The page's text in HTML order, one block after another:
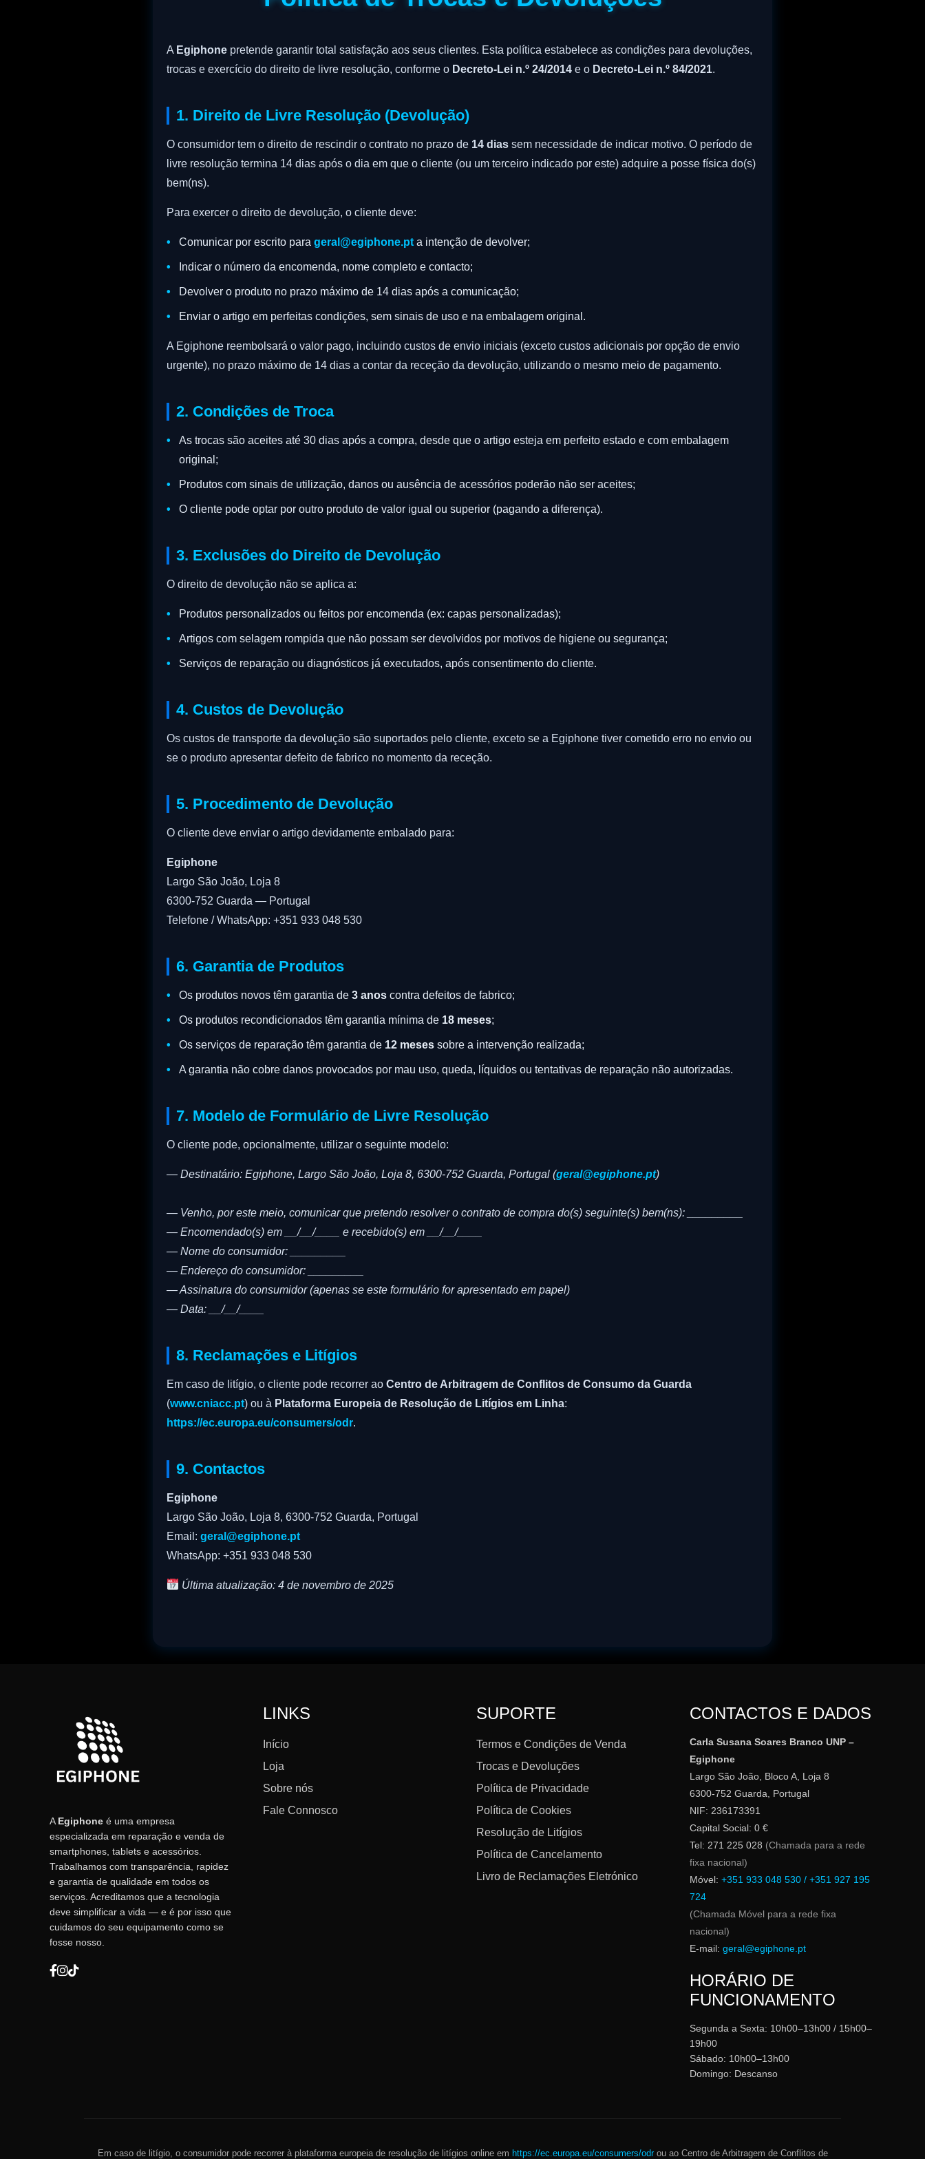
A Egiphone pretende garantir total satisfação aos seus clientes. Esta política estabelece as condições para devoluções,
trocas e exercício do direito de livre resolução, conforme o Decreto-Lei n.º 24/2014 e o Decreto-Lei n.º 84/2021.
1. Direito de Livre Resolução (Devolução)
O consumidor tem o direito de rescindir o contrato no prazo de 14 dias sem necessidade de indicar motivo. O período de
livre resolução termina 14 dias após o dia em que o cliente (ou um terceiro indicado por este) adquire a posse física do(s)
bem(ns).
Para exercer o direito de devolução, o cliente deve:
Comunicar por escrito para geral@egiphone.pt a intenção de devolver;
Indicar o número da encomenda, nome completo e contacto;
Devolver o produto no prazo máximo de 14 dias após a comunicação;
Enviar o artigo em perfeitas condições, sem sinais de uso e na embalagem original.
A Egiphone reembolsará o valor pago, incluindo custos de envio iniciais (exceto custos adicionais por opção de envio
urgente), no prazo máximo de 14 dias a contar da receção da devolução, utilizando o mesmo meio de pagamento.
2. Condições de Troca
As trocas são aceites até 30 dias após a compra, desde que o artigo esteja em perfeito estado e com embalagem
original;
Produtos com sinais de utilização, danos ou ausência de acessórios poderão não ser aceites;
O cliente pode optar por outro produto de valor igual ou superior (pagando a diferença).
3. Exclusões do Direito de Devolução
O direito de devolução não se aplica a:
Produtos personalizados ou feitos por encomenda (ex: capas personalizadas);
Artigos com selagem rompida que não possam ser devolvidos por motivos de higiene ou segurança;
Serviços de reparação ou diagnósticos já executados, após consentimento do cliente.
4. Custos de Devolução
Os custos de transporte da devolução são suportados pelo cliente, exceto se a Egiphone tiver cometido erro no envio ou
se o produto apresentar defeito de fabrico no momento da receção.
5. Procedimento de Devolução
O cliente deve enviar o artigo devidamente embalado para:
Egiphone
Largo São João, Loja 8
6300-752 Guarda — Portugal
Telefone / WhatsApp: +351 933 048 530
6. Garantia de Produtos
Os produtos novos têm garantia de 3 anos contra defeitos de fabrico;
Os produtos recondicionados têm garantia mínima de 18 meses;
Os serviços de reparação têm garantia de 12 meses sobre a intervenção realizada;
A garantia não cobre danos provocados por mau uso, queda, líquidos ou tentativas de reparação não autorizadas.
7. Modelo de Formulário de Livre Resolução
O cliente pode, opcionalmente, utilizar o seguinte modelo:
— Destinatário: Egiphone, Largo São João, Loja 8, 6300-752 Guarda, Portugal (geral@egiphone.pt)
— Venho, por este meio, comunicar que pretendo resolver o contrato de compra do(s) seguinte(s) bem(ns): _________
— Encomendado(s) em __/__/____ e recebido(s) em __/__/____
— Nome do consumidor: _________
— Endereço do consumidor: _________
— Assinatura do consumidor (apenas se este formulário for apresentado em papel)
— Data: __/__/____
8. Reclamações e Litígios
Em caso de litígio, o cliente pode recorrer ao Centro de Arbitragem de Conflitos de Consumo da Guarda
(www.cniacc.pt) ou à Plataforma Europeia de Resolução de Litígios em Linha:
https://ec.europa.eu/consumers/odr.
9. Contactos
Egiphone
Largo São João, Loja 8, 6300-752 Guarda, Portugal
Email: geral@egiphone.pt
WhatsApp: +351 933 048 530
Última atualização: 4 de novembro de 2025
A Egiphone é uma empresa
especializada em reparação e venda de
smartphones, tablets e acessórios.
Trabalhamos com transparência, rapidez
e garantia de qualidade em todos os
serviços. Acreditamos que a tecnologia
deve simplificar a vida — e é por isso que
cuidamos do seu equipamento como se
fosse nosso.
LINKS
Início
Loja
Sobre nós
Fale Connosco
SUPORTE
Termos e Condições de Venda
Trocas e Devoluções
Política de Privacidade
Política de Cookies
Resolução de Litígios
Política de Cancelamento
Livro de Reclamações Eletrónico
CONTACTOS E DADOS
Carla Susana Soares Branco UNP –
Egiphone
Largo São João, Bloco A, Loja 8
6300-752 Guarda, Portugal
NIF: 236173391
Capital Social: 0 €
Tel: 271 225 028 (Chamada para a rede
fixa nacional)
Móvel: +351 933 048 530 / +351 927 195
724
(Chamada Móvel para a rede fixa
nacional)
E-mail: geral@egiphone.pt
HORÁRIO DE
FUNCIONAMENTO
Segunda a Sexta: 10h00–13h00 / 15h00–
19h00
Sábado: 10h00–13h00
Domingo: Descanso
Em caso de litígio, o consumidor pode recorrer à plataforma europeia de resolução de litígios online em https://ec.europa.eu/consumers/odrou ao Centro de Arbitragem de Conflitos de